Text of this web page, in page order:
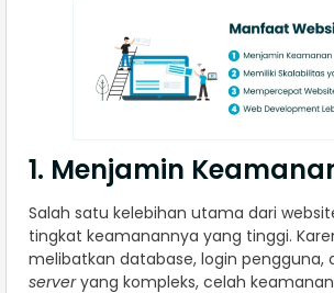
1. Menjamin
Salah satu kelebihan utama dari
tingkat keamanannya yang tinggi.
melibatkan database, login pengguna,
serveryang kompleks, celah